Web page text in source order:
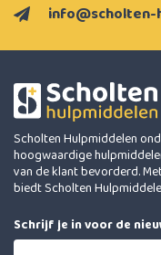
Scholten Hulpmiddelen
hoogwaardige
van de klant bevorderd.
biedt Scholten
Schrijf je in voor de